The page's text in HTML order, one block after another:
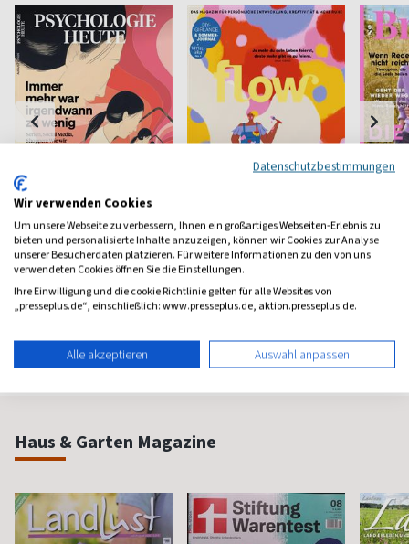
Psychologie Heute
Psychologie fürs Leben
ab 8,11 €
Flow
Bewußt leben und erleben
ab 8,50 €
Das
Haus & Garten Magazine
Datenschutzbestimmungen
Wir verwenden Cookies
Um unsere Webseite zu verbessern, Ihnen ein großartiges Webseiten-Erlebnis zu
bieten und personalisierte Inhalte anzuzeigen, können wir Cookies zur Analyse
unserer Besucherdaten platzieren. Für weitere Informationen zu den von uns
verwendeten Cookies öffnen Sie die Einstellungen.
Ihre Einwilligung und die cookie Richtlinie gelten für alle Websites von
„presseplus.de“, einschließlich: www.presseplus.de, aktion.presseplus.de.
Alle akzeptieren Auswahl anpassen